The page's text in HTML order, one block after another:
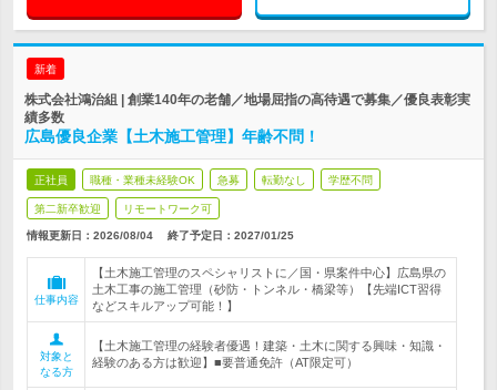
新着
株式会社鴻治組 | 創業140年の老舗／地場屈指の高待遇で募集／優良表彰実
績多数
広島優良企業【土木施工管理】年齢不問！
正社員 職種・業種未経験OK 急募 転勤なし 学歴不問
第二新卒歓迎 リモートワーク可
情報更新日：2026/08/04 終了予定日： 2027/01/25
仕事内容
【土木施工管理のスペシャリストに／国・県案件中心】広島県の
土木工事の施工管理（砂防・トンネル・橋梁等）【先端ICT習得
などスキルアップ可能！】
対象と
なる方
【土木施工管理の経験者優遇！建築・土木に関する興味・知識・
経験のある方は歓迎】■要普通免許（AT限定可）